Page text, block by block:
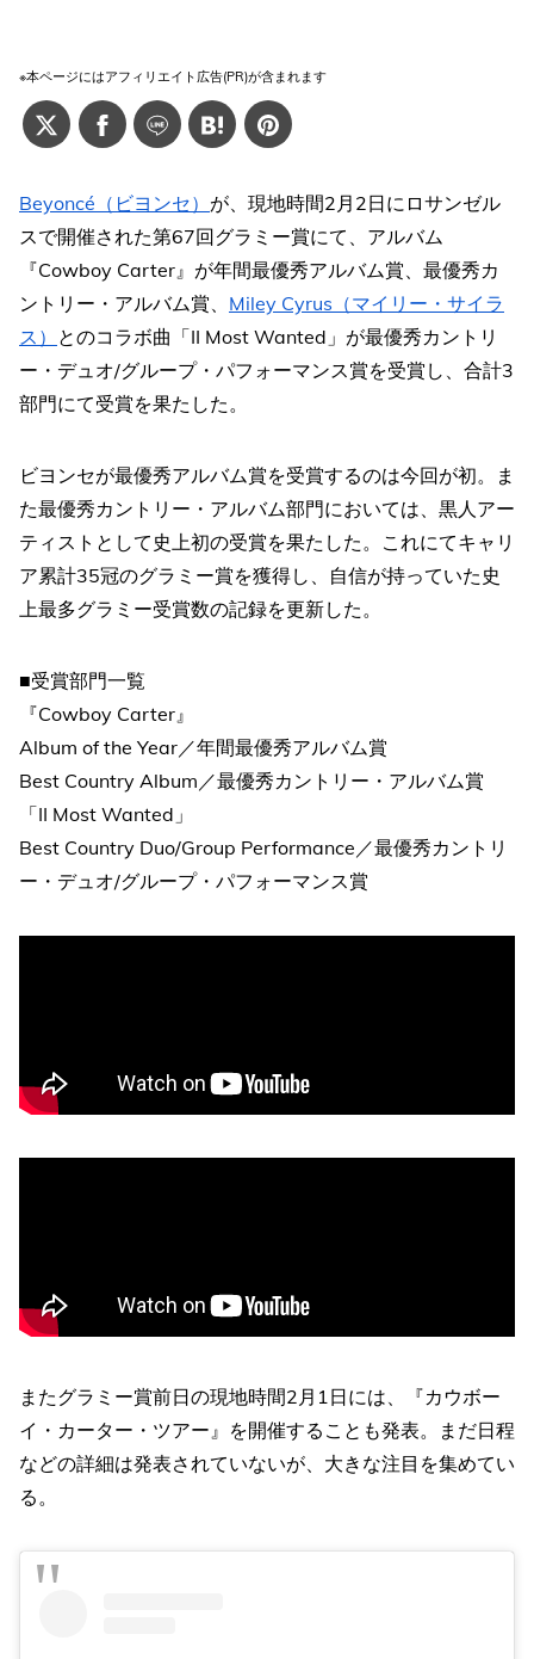
※本ページにはアフィリエイト広告(PR)が含まれます
Beyoncé（ビヨンセ） が、現地時間2月2日にロサンゼル
スで開催された第67回グラミー賞にて、アルバム
『Cowboy Carter』が年間最優秀アルバム賞、最優秀カ
ントリー・アルバム賞、 Miley Cyrus（マイリー・サイラ
ス） とのコラボ曲「II Most Wanted」が最優秀カントリ
ー・デュオ/グループ・パフォーマンス賞を受賞し、合計3
部門にて受賞を果たした。
ビヨンセが最優秀アルバム賞を受賞するのは今回が初。ま
た最優秀カントリー・アルバム部門においては、黒人アー
ティストとして史上初の受賞を果たした。これにてキャリ
ア累計35冠のグラミー賞を獲得し、自信が持っていた史
上最多グラミー受賞数の記録を更新した。
■受賞部門一覧
『Cowboy Carter』
Album of the Year／年間最優秀アルバム賞
Best Country Album／最優秀カントリー・アルバム賞
「II Most Wanted」
Best Country Duo/Group Performance／最優秀カントリ
ー・デュオ/グループ・パフォーマンス賞
またグラミー賞前日の現地時間2月1日には、『カウボー
イ・カーター・ツアー』を開催することも発表。まだ日程
などの詳細は発表されていないが、大きな注目を集めてい
る。